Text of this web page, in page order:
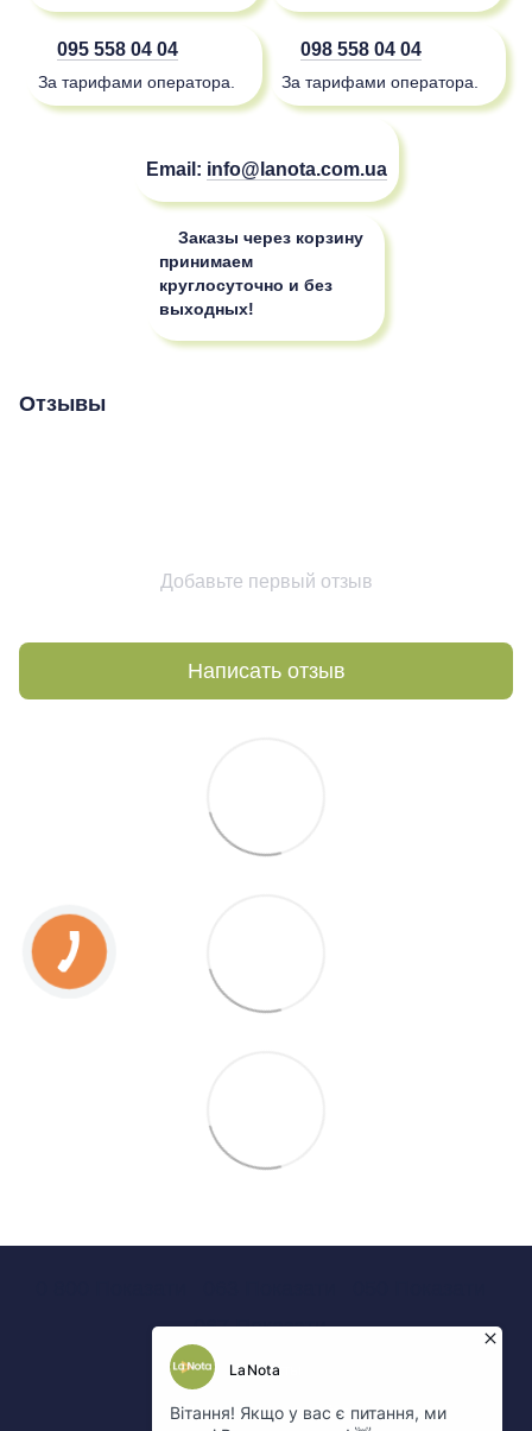
095 558 04 04
За тарифами оператора.
098 558 04 04
За тарифами оператора.
Email: info@lanota.com.ua
Заказы через корзину
принимаем
круглосуточно и без
выходных!
Отзывы
Добавьте первый отзыв
Написать отзыв
067 Показати
Контакты
Полная версия сайта